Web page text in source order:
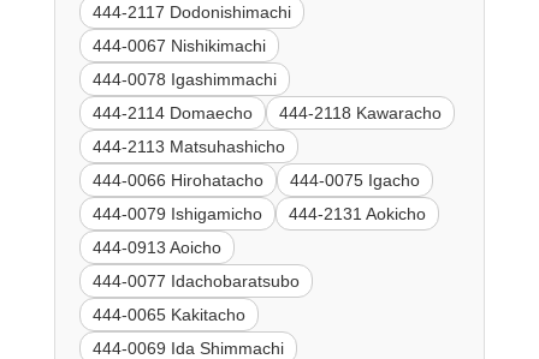
444-2117 Dodonishimachi
444-0067 Nishikimachi
444-0078 Igashimmachi
444-2114 Domaecho
444-2118 Kawaracho
444-2113 Matsuhashicho
444-0066 Hirohatacho
444-0075 Igacho
444-0079 Ishigamicho
444-2131 Aokicho
444-0913 Aoicho
444-0077 Idachobaratsubo
444-0065 Kakitacho
444-0069 Ida Shimmachi